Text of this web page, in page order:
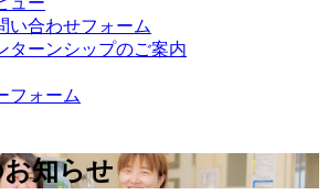
い合わせフォーム
ターンシップのご案内
フォーム
知らせ